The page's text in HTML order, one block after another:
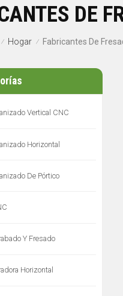
DE
/ Hogar / Fabricantes De
Vertical CNC
Horizontal
De Pórtico
Y Fresado
Horizontal